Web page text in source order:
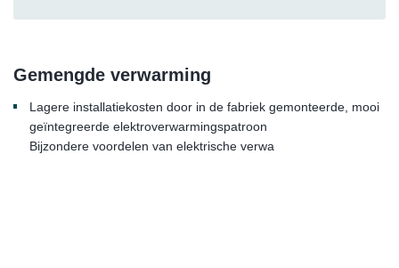
Gemengde verwarming
Lagere installatiekosten door in de fabriek gemonteerde, mooi
geïntegreerde elektroverwarmingspatroon
Bijzondere voordelen van elektrische verwa